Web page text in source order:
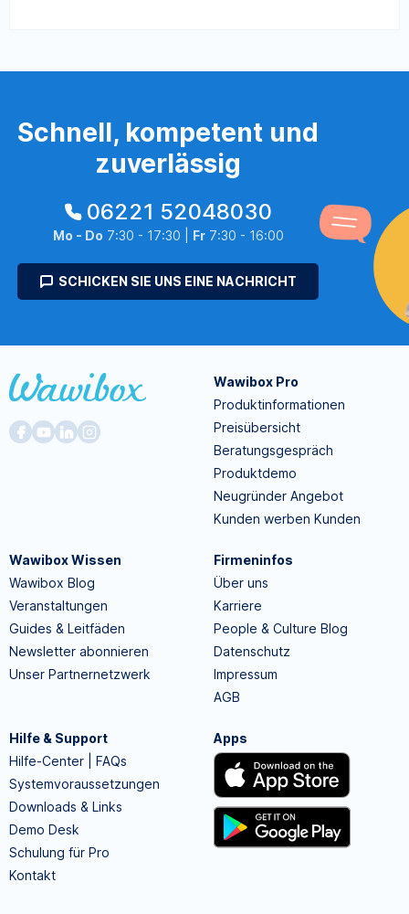
Schnell, kompetent und
zuverlässig
06221 52048030
Mo - Do 7:30 - 17:30 | Fr7:30 - 16:00
SCHICKEN SIE UNS EINE NACHRICHT
Wawibox Pro
Produktinformationen
Preisübersicht
Beratungsgespräch
Produktdemo
Neugründer Angebot
Kunden werben Kunden
Wawibox Wissen
Wawibox Blog
Veranstaltungen
Guides & Leitfäden
Newsletter abonnieren
Unser Partnernetzwerk
Firmeninfos
Über uns
Karriere
People & Culture Blog
Datenschutz
Impressum
AGB
Hilfe & Support
Hilfe-Center | FAQs
Systemvoraussetzungen
Downloads & Links
Demo Desk
Schulung für Pro
Kontakt
Apps